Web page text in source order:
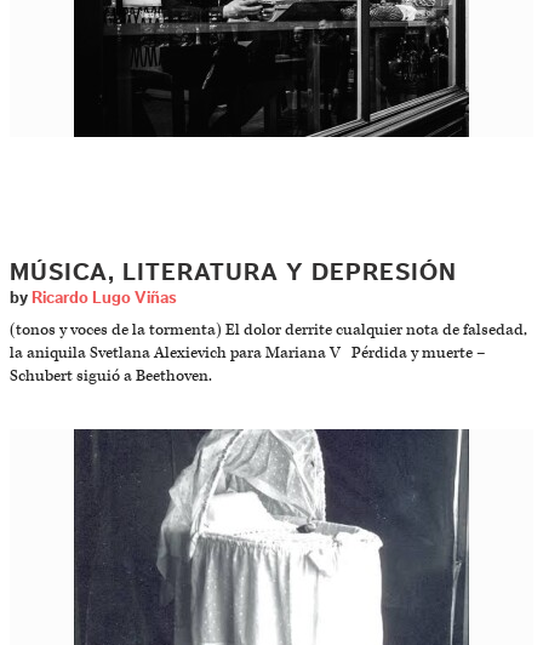
MÚSICA, LITERATURA Y DEPRESIÓN
by Ricardo Lugo Viñas
(tonos y voces de la tormenta) El dolor derrite cualquier nota de falsedad,
la aniquila Svetlana Alexievich para Mariana V Pérdida y muerte –
Schubert siguió a Beethoven.